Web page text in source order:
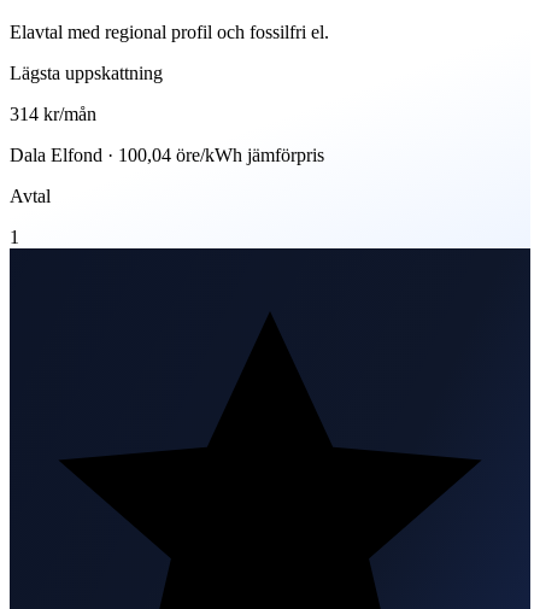
Elavtal med regional profil och fossilfri el.
Lägsta uppskattning
314 kr/mån
Dala Elfond · 100,04 öre/kWh jämförpris
Avtal
1